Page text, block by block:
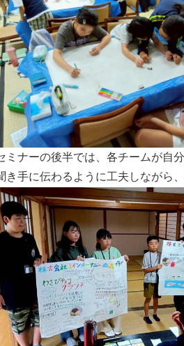
ミナーの後半では、各チームが自
き手に伝わるように工夫しながら